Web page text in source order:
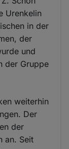
Urenkelin
in der
der
und
der Gruppe
weiterhin
Der
der
an. Seit